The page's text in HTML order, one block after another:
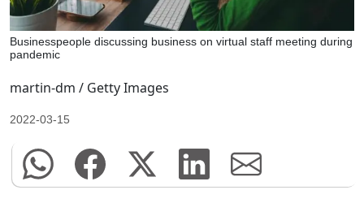
Businesspeople discussing business on virtual staff meeting during
pandemic
martin-dm / Getty Images
2022-03-15